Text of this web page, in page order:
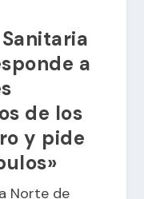
a
de los
y pide
Norte de